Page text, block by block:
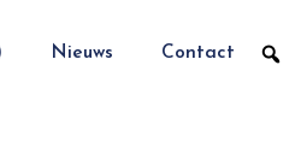
Nieuws Contact